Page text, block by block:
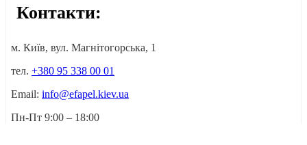
Контакти:
м. Київ, вул. Магнітогорська, 1
тел. +380 95 338 00 01
Email: info@efapel.kiev.ua
Пн-Пт 9:00 – 18:00